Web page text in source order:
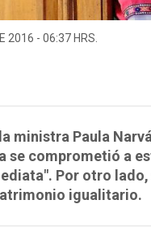
2016 - 06:37 HRS.
ministra Paula
se comprometió a
Por otro
igualitario.